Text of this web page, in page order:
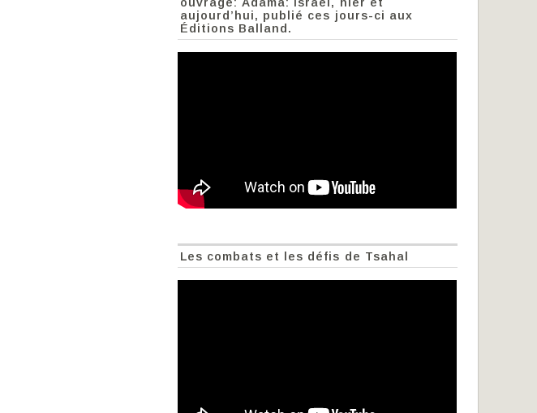
aujourd’hui, publié ces jours-ci aux
Éditions Balland.
Les combats et les défis de Tsahal